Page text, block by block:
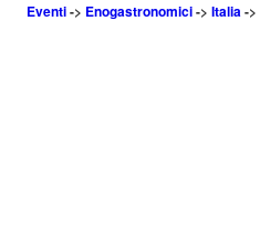
Eventi-> Enogastronomici-> Italia->